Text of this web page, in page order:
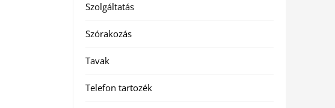
Szolgáltatás
Szórakozás
Tavak
Telefon tartozék